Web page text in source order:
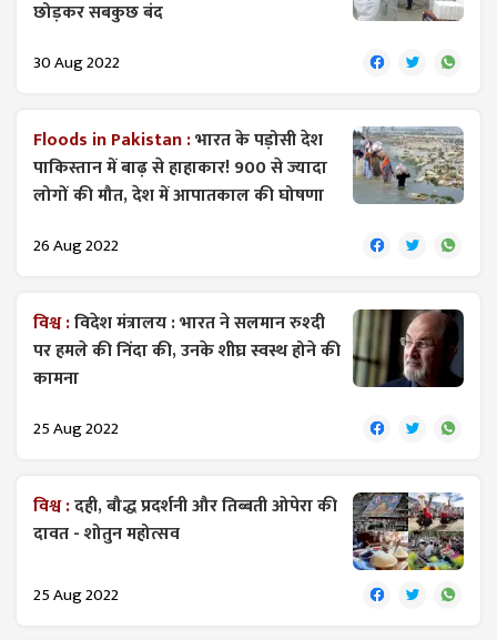
छोड़कर सबकुछ बंद
30 Aug 2022
Floods in Pakistan :भारत के पड़ोसी देश
पाकिस्तान में बाढ़ से हाहाकार! 900 से ज्यादा
लोगों की मौत, देश में आपातकाल की घोषणा
26 Aug 2022
विश्व :विदेश मंत्रालय : भारत ने सलमान रुश्दी
पर हमले की निंदा की, उनके शीघ्र स्वस्थ होने की
कामना
25 Aug 2022
विश्व :दही, बौद्ध प्रदर्शनी और तिब्बती ओपेरा की
दावत - शोतुन महोत्सव
25 Aug 2022